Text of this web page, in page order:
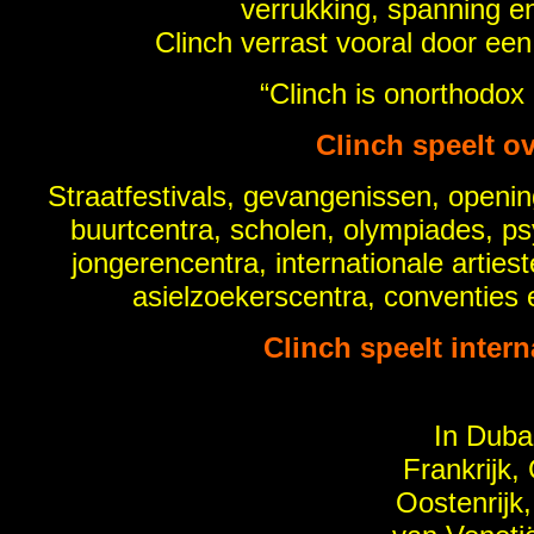
verrukking, spanning
Clinch verrast vooral door
“Clinch is onorthodox
Clinch speelt
Straatfestivals, gevangenissen,
buurtcentra, scholen, olympiades,
jongerencentra, internationale
asielzoekerscentra, conventies
Clinch speelt
In
Frankrijk,